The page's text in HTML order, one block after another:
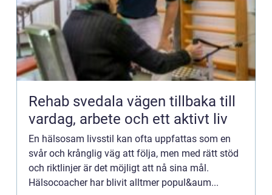
Rehab svedala vägen tillbaka till
vardag, arbete och ett aktivt liv
En hälsosam livsstil kan ofta uppfattas som en
svår och krånglig väg att följa, men med rätt stöd
och riktlinjer är det möjligt att nå sina mål.
Hälsocoacher har blivit alltmer popul&aum...